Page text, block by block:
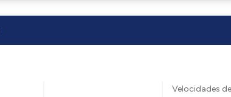
Velocidades